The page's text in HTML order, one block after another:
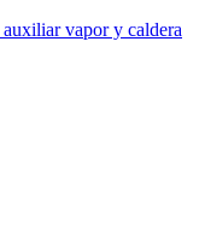
vapor y caldera